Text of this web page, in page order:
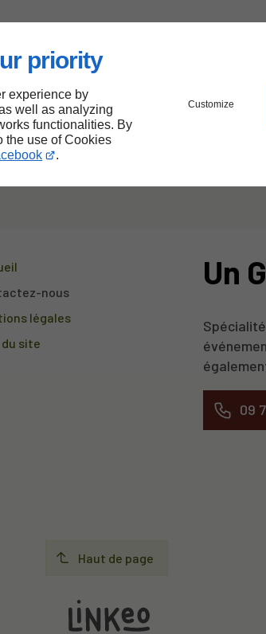
priority
experience by
well as analyzing
functionalities. By
the use of Cookies
.
Customize
nous
légales
du site
Un
09
Haut de page